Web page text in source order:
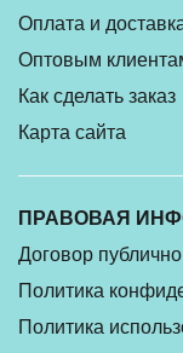
Оплата и
Оптовым
Как сделать заказ
Карта сайта
ПРАВОВАЯ
Договор
Политика
Политика